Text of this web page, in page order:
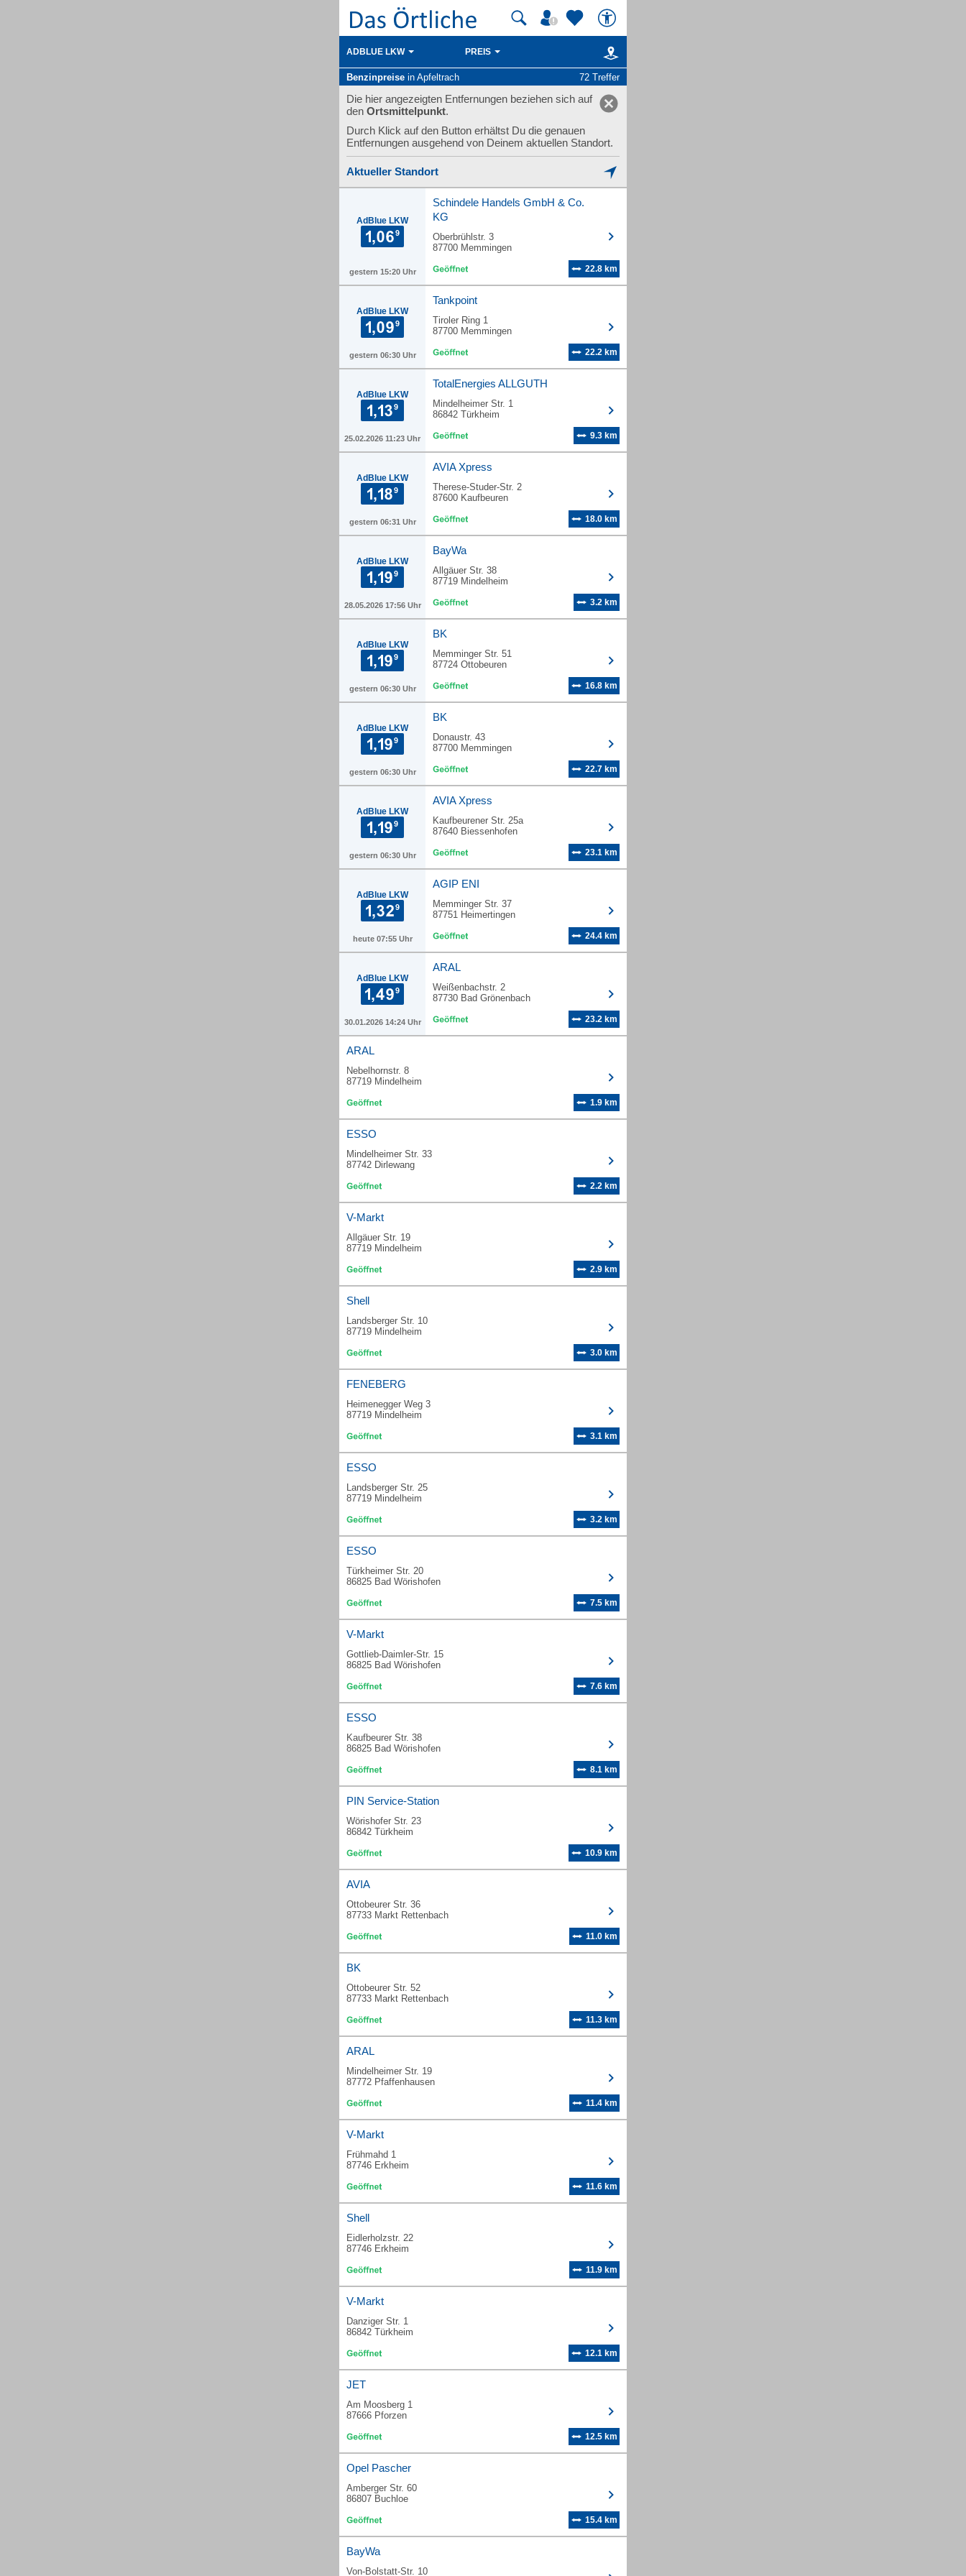
ADBLUE LKW PREIS
Benzinpreise in Apfeltrach 72 Treffer
Die hier angezeigten Entfernungen beziehen sich auf
den Ortsmittelpunkt.
Durch Klick auf den Button erhältst Du die genauen
Entfernungen ausgehend von Deinem aktuellen Standort.
Aktueller Standort
AdBlue LKW
gestern 15:20 Uhr
Schindele Handels GmbH & Co.
KG
Oberbrühlstr. 3
87700 Memmingen
22.8 km
AdBlue LKW
gestern 06:30 Uhr
Tankpoint
Tiroler Ring 1
87700 Memmingen
22.2 km
AdBlue LKW
25.02.2026 11:23 Uhr
TotalEnergies ALLGUTH
Mindelheimer Str. 1
86842 Türkheim
9.3 km
AdBlue LKW
gestern 06:31 Uhr
AVIA Xpress
Therese-Studer-Str. 2
87600 Kaufbeuren
18.0 km
AdBlue LKW
28.05.2026 17:56 Uhr
BayWa
Allgäuer Str. 38
87719 Mindelheim
3.2 km
AdBlue LKW
gestern 06:30 Uhr
BK
Memminger Str. 51
87724 Ottobeuren
16.8 km
AdBlue LKW
gestern 06:30 Uhr
BK
Donaustr. 43
87700 Memmingen
22.7 km
AdBlue LKW
gestern 06:30 Uhr
AVIA Xpress
Kaufbeurener Str. 25a
87640 Biessenhofen
23.1 km
AdBlue LKW
heute 07:55 Uhr
AGIP ENI
Memminger Str. 37
87751 Heimertingen
24.4 km
AdBlue LKW
30.01.2026 14:24 Uhr
ARAL
Weißenbachstr. 2
87730 Bad Grönenbach
23.2 km
ARAL
Nebelhornstr. 8
87719 Mindelheim
1.9 km
ESSO
Mindelheimer Str. 33
87742 Dirlewang
2.2 km
V-Markt
Allgäuer Str. 19
87719 Mindelheim
2.9 km
Shell
Landsberger Str. 10
87719 Mindelheim
3.0 km
FENEBERG
Heimenegger Weg 3
87719 Mindelheim
3.1 km
ESSO
Landsberger Str. 25
87719 Mindelheim
3.2 km
ESSO
Türkheimer Str. 20
86825 Bad Wörishofen
7.5 km
V-Markt
Gottlieb-Daimler-Str. 15
86825 Bad Wörishofen
7.6 km
ESSO
Kaufbeurer Str. 38
86825 Bad Wörishofen
8.1 km
PIN Service-Station
Wörishofer Str. 23
86842 Türkheim
10.9 km
AVIA
Ottobeurer Str. 36
87733 Markt Rettenbach
11.0 km
BK
Ottobeurer Str. 52
87733 Markt Rettenbach
11.3 km
ARAL
Mindelheimer Str. 19
87772 Pfaffenhausen
11.4 km
V-Markt
Frühmahd 1
87746 Erkheim
11.6 km
Shell
Eidlerholzstr. 22
87746 Erkheim
11.9 km
V-Markt
Danziger Str. 1
86842 Türkheim
12.1 km
JET
Am Moosberg 1
87666 Pforzen
12.5 km
Opel Pascher
Amberger Str. 60
86807 Buchloe
15.4 km
BayWa
Von-Bolstatt-Str. 10